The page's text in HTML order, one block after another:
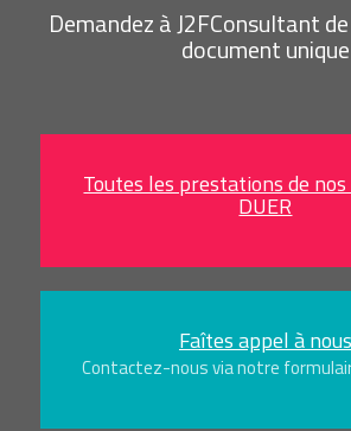
Demandez à J2FConsultant
document unique
Toutes les prestations de
DUER
Faîtes appel à nous
Contactez-nous via notre